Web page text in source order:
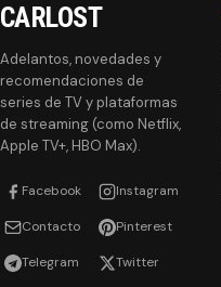
CARLOST
Adelantos, novedades y
recomendaciones de
series de TV y plataformas
de streaming (como Netflix,
Apple TV+, HBO Max).
Facebook Instagram
Contacto Pinterest
Telegram Twitter